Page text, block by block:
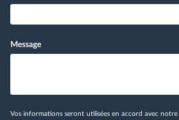
Message
Vos informations seront utilisées en accord avec notre